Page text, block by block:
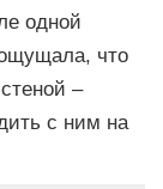
одной
что
–
с ним на